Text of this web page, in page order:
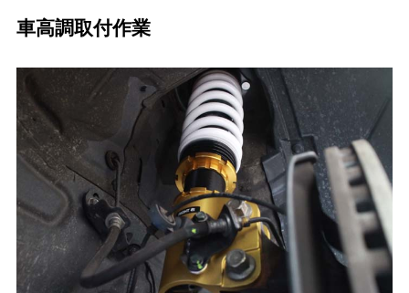
車高調取付作業